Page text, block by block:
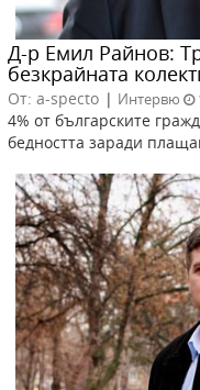
Д-р Емил Райнов:
безкрайната
От: a-specto | Интервю
4% от българските
бедността заради